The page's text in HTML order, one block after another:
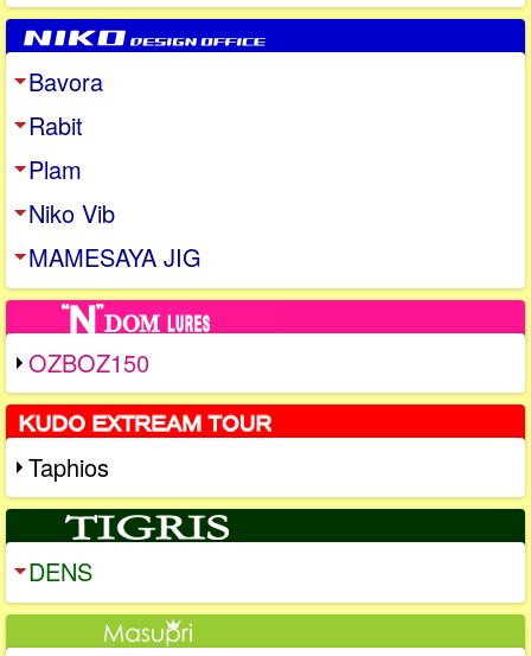
Bavora
Rabit
Plam
Niko Vib
MAMESAYA JIG
OZBOZ150
Taphios
DENS